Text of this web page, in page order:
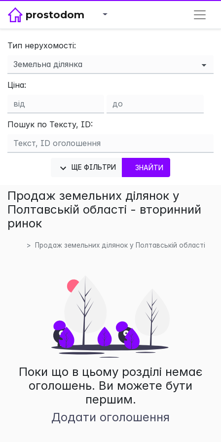
prostodom
Тип нерухомості:
Ціна:
Пошук по Тексту, ID:
ЩЕ ФІЛЬТРИ ЗНАЙТИ
Продаж земельних ділянок у
Полтавській області - вторинний
ринок
Продаж земельних ділянок у Полтавській області
Поки що в цьому розділі немає
оголошень. Ви можете бути
першим.
Додати оголошення
×